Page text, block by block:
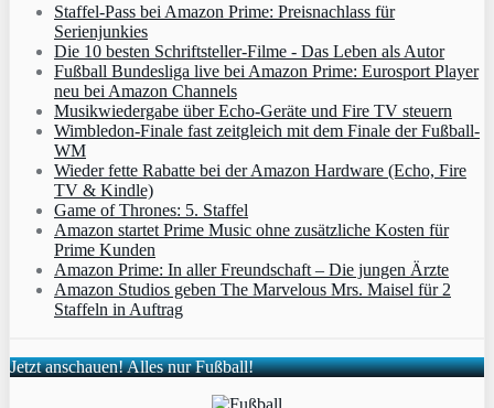
Staffel-Pass bei Amazon Prime: Preisnachlass für
Serienjunkies
Die 10 besten Schriftsteller-Filme - Das Leben als Autor
Fußball Bundesliga live bei Amazon Prime: Eurosport Player
neu bei Amazon Channels
Musikwiedergabe über Echo-Geräte und Fire TV steuern
Wimbledon-Finale fast zeitgleich mit dem Finale der Fußball-
WM
Wieder fette Rabatte bei der Amazon Hardware (Echo, Fire
TV & Kindle)
Game of Thrones: 5. Staffel
Amazon startet Prime Music ohne zusätzliche Kosten für
Prime Kunden
Amazon Prime: In aller Freundschaft – Die jungen Ärzte
Amazon Studios geben The Marvelous Mrs. Maisel für 2
Staffeln in Auftrag
Jetzt anschauen! Alles nur Fußball!